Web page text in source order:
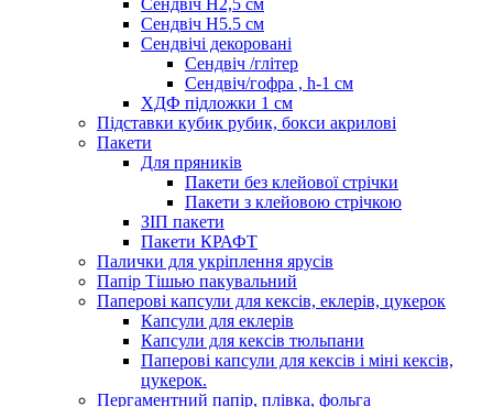
Сендвіч H2,5 см
Сендвіч H5.5 см
Сендвічі декоровані
Сендвіч /глітер
Сендвіч/гофра , h-1 см
ХДФ підложки 1 см
Підставки кубик рубик, бокси акрилові
Пакети
Для пряників
Пакети без клейової стрічки
Пакети з клейовою стрічкою
ЗІП пакети
Пакети КРАФТ
Палички для укріплення ярусів
Папір Тішью пакувальний
Паперові капсули для кексів, еклерів, цукерок
Капсули для еклерів
Капсули для кексів тюльпани
Паперові капсули для кексів і міні кексів,
цукерок.
Пергаментний папір, плівка, фольга